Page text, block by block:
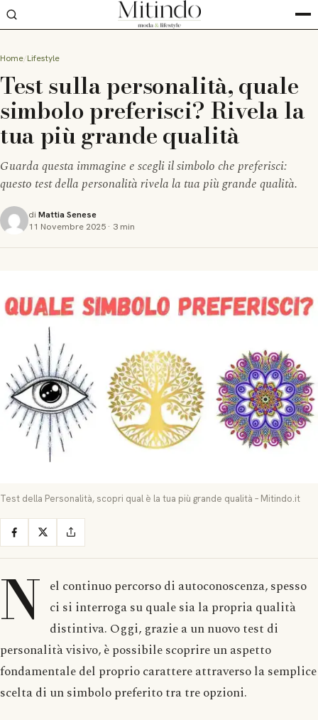
Home Lifestyle
Test sulla personalità, quale
simbolo preferisci? Rivela la
tua più grande qualità
Guarda questa immagine e scegli il simbolo che preferisci:
questo test della personalità rivela la tua più grande qualità.
di Mattia Senese
11 Novembre 2025 · 3 min
Test della Personalità, scopri qual è la tua più grande qualità – Mitindo.it
N el continuo percorso di autoconoscenza, spesso
ci si interroga su quale sia la propria qualità
distintiva. Oggi, grazie a un nuovo test di
personalità visivo, è possibile scoprire un aspetto
fondamentale del proprio carattere attraverso la semplice
scelta di un simbolo preferito tra tre opzioni.